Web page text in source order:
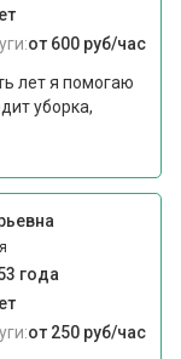
от 600 руб/час
лет я помогаю
уборка,
года
от 250 руб/час